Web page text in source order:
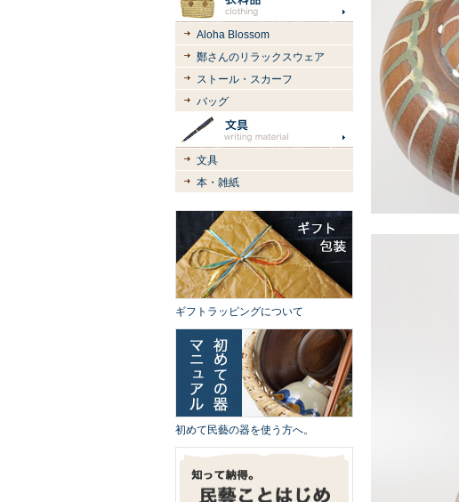
Aloha Blossom
鄭さんのリラックスウェア
ストール・スカーフ
バッグ
文具
本・雑紙
ギフトラッピングについて
初めて民藝の器を使う方へ。